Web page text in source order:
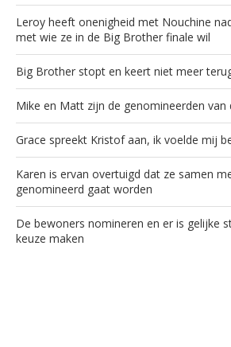
Leroy heeft onenigheid met Nouchine
met wie ze in de Big Brother finale wil
Big Brother stopt en keert niet meer
Mike en Matt zijn de genomineerden van
Grace spreekt Kristof aan, ik voelde mij
Karen is ervan overtuigd dat ze samen
genomineerd gaat worden
De bewoners nomineren en er is gelijke
keuze maken